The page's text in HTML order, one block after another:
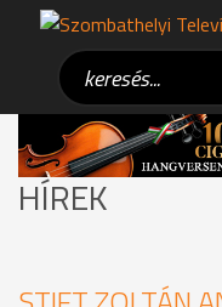
HÍREK